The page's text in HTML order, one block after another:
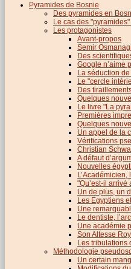
Pyramides de Bosnie
Des pyramides en
Le cas des
Les protagonistes
Avant-propos
Semir
Des
Google n’aime
La séduction de
Le "cercle
Des
Quelques
Le livre "La
Premières
Quelques
Un appel de la
Vérifications
Christian
A défaut
Nouvelles
"Qu’est-il
Un de plus, un
Les Egyptiens
Une
Le dentiste,
Une académie
Son Altesse
Les tribulations
Méthodologie
Un certain